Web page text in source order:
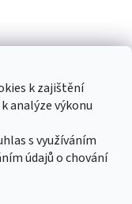
k zajištění
analýze výkonu
s využíváním
údajů o chování